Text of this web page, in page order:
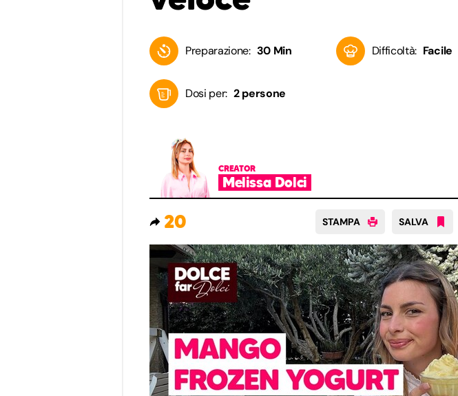
Preparazione: 30 Min Difficoltà: Facile
Dosi per: 2 persone
CREATOR
Melissa Dolci
20 STAMPA SALVA